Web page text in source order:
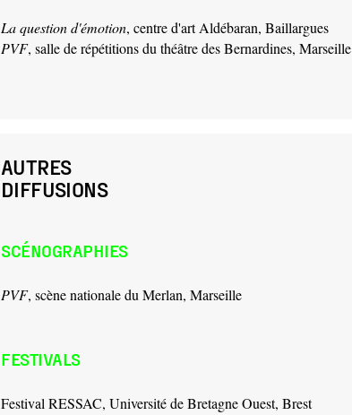
La question d'émotion, centre d'art Aldébaran, Baillargues
PVF, salle de répétitions du théâtre des Bernardines, Marseille
AUTRES
DIFFUSIONS
SCÉNOGRAPHIES
PVF, scène nationale du Merlan, Marseille
FESTIVALS
Festival RESSAC, Université de Bretagne Ouest, Brest